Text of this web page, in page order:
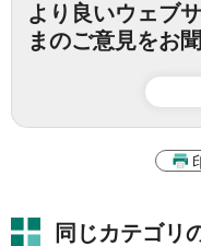
より良いウェブ
まのご意見をお
同じカテゴリ